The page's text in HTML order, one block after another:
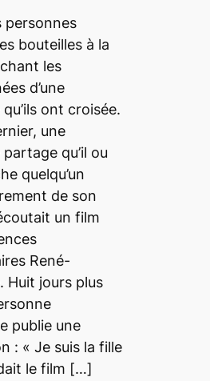
personnes
bouteilles à la
les
d’une
ont croisée.
une
qu’il ou
quelqu’un
de son
un film
René-
Huit jours plus
publie une
: « Je suis la fille
le film […]